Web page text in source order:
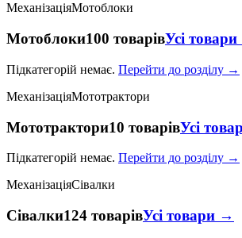
МеханізаціяМотоблоки
Мотоблоки100 товарівУсі
Підкатегорій немає. Перейти до розділу →
МеханізаціяМототрактори
Мототрактори10 товарівУсі
Підкатегорій немає. Перейти до розділу →
МеханізаціяСівалки
Сівалки124 товарівУсі товари →